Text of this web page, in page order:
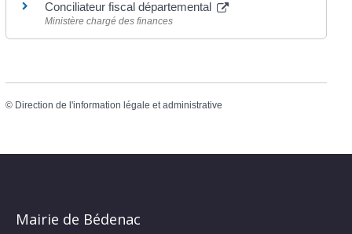
Conciliateur fiscal départemental
Ministère chargé des finances
© Direction de l'information légale et administrative
Mairie de Bédenac